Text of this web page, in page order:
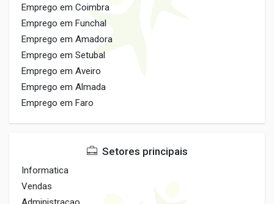
Emprego em Coimbra
Emprego em Funchal
Emprego em Amadora
Emprego em Setubal
Emprego em Aveiro
Emprego em Almada
Emprego em Faro
Setores principais
Informatica
Vendas